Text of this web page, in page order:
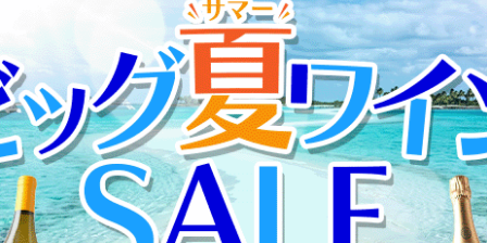
Bourgogne × Pinot noir
世界最高級のワイ
ィ」をはじめ、世